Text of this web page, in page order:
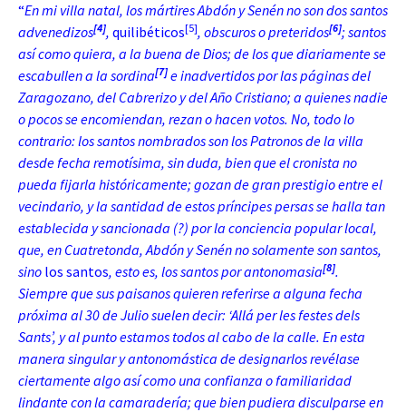
“En mi villa natal, los mártires Abdón y Senén no son dos santos
advenedizos[4], quilibéticos[5], obscuros o preteridos[6]; santos
así como quiera, a la buena de Dios; de los que diariamente se
escabullen a la sordina[7] e inadvertidos por las páginas del
Zaragozano, del Cabrerizo y del Año Cristiano; a quienes nadie
o pocos se encomiendan, rezan o hacen votos. No, todo lo
contrario: los santos nombrados son los Patronos de la villa
desde fecha remotísima, sin duda, bien que el cronista no
pueda fijarla históricamente; gozan de gran prestigio entre el
vecindario, y la santidad de estos príncipes persas se halla tan
establecida y sancionada (?) por la conciencia popular local,
que, en Cuatretonda, Abdón y Senén no solamente son santos,
sino los santos, esto es, los santos por antonomasia[8].
Siempre que sus paisanos quieren referirse a alguna fecha
próxima al 30 de Julio suelen decir: ‘Allá per les festes dels
Sants’, y al punto estamos todos al cabo de la calle. En esta
manera singular y antonomástica de designarlos revélase
ciertamente algo así como una confianza o familiaridad
lindante con la camaradería; que bien pudiera disculparse en